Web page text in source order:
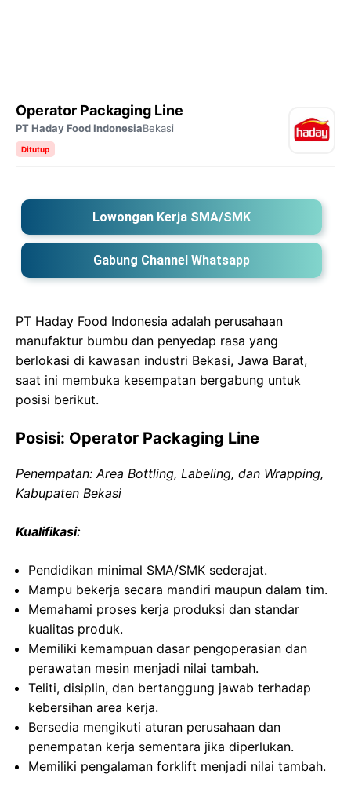
Operator Packaging Line
PT Haday Food IndonesiaBekasi
Ditutup
Lowongan Kerja SMA/SMK
Gabung Channel Whatsapp
PT Haday Food Indonesia adalah perusahaan
manufaktur bumbu dan penyedap rasa yang
berlokasi di kawasan industri Bekasi, Jawa Barat,
saat ini membuka kesempatan bergabung untuk
posisi berikut.
Posisi: Operator Packaging Line
Penempatan: Area Bottling, Labeling, dan Wrapping,
Kabupaten Bekasi
Kualifikasi:
Pendidikan minimal SMA/SMK sederajat.
Mampu bekerja secara mandiri maupun dalam tim.
Memahami proses kerja produksi dan standar
kualitas produk.
Memiliki kemampuan dasar pengoperasian dan
perawatan mesin menjadi nilai tambah.
Teliti, disiplin, dan bertanggung jawab terhadap
kebersihan area kerja.
Bersedia mengikuti aturan perusahaan dan
penempatan kerja sementara jika diperlukan.
Memiliki pengalaman forklift menjadi nilai tambah.